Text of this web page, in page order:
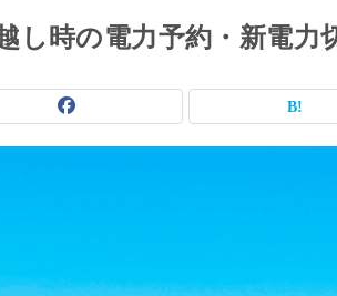
し時の電力予約・新電力